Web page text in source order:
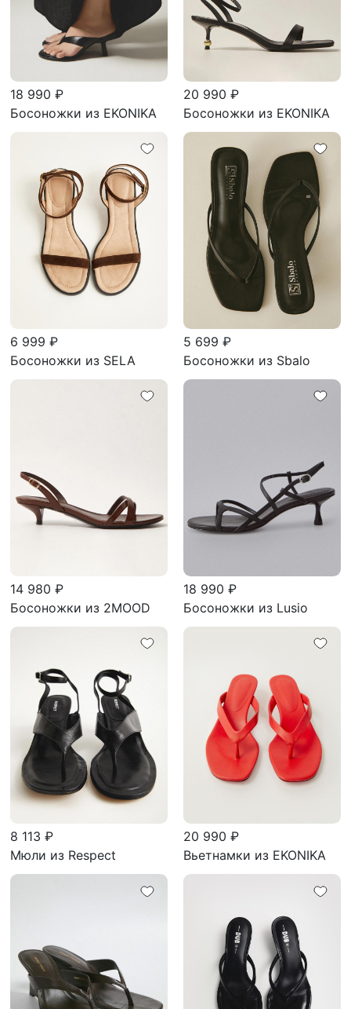
18 990 ₽
Босоножки из EKONIKA
20 990 ₽
Босоножки из EKONIKA
6 999 ₽
Босоножки из SELA
5 699 ₽
Босоножки из Sbalo
14 980 ₽
Босоножки из 2MOOD
18 990 ₽
Босоножки из Lusio
8 113 ₽
Мюли из Respect
20 990 ₽
Вьетнамки из EKONIKA